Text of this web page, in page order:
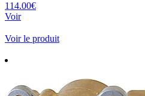
114.00€
Voir
Voir le produit